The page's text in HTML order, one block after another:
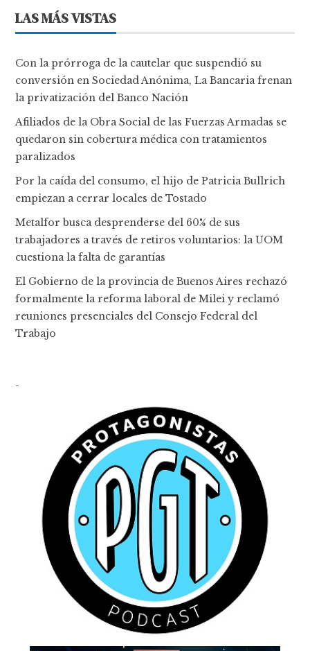
LAS MÁS VISTAS
Con la prórroga de la cautelar que suspendió su
conversión en Sociedad Anónima, La Bancaria frenan
la privatización del Banco Nación
Afiliados de la Obra Social de las Fuerzas Armadas se
quedaron sin cobertura médica con tratamientos
paralizados
Por la caída del consumo, el hijo de Patricia Bullrich
empiezan a cerrar locales de Tostado
Metalfor busca desprenderse del 60% de sus
trabajadores a través de retiros voluntarios: la UOM
cuestiona la falta de garantías
El Gobierno de la provincia de Buenos Aires rechazó
formalmente la reforma laboral de Milei y reclamó
reuniones presenciales del Consejo Federal del
Trabajo
-